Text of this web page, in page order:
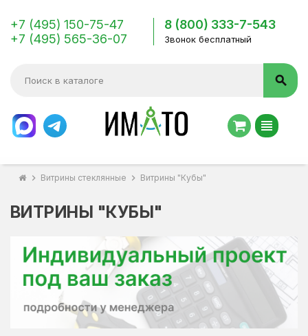
+7 (495) 150-75-47
+7 (495) 565-36-07
8 (800) 333-7-543
Звонок бесплатный
search
view_headline
chevron_right Витрины стеклянные chevron_right Витрины "Кубы"
ВИТРИНЫ "КУБЫ"